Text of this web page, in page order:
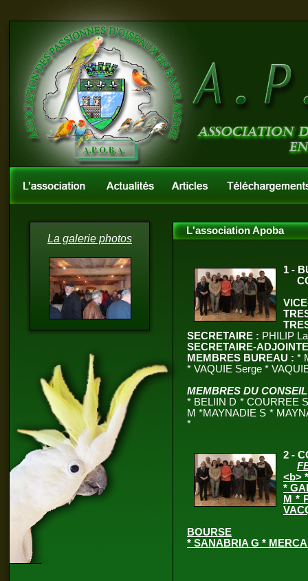
La galerie photos
L'association Apoba
1 -
SECRETAIRE : PHILIP
SECRETAIRE-
MEMBRES BUREAU : *
* VAQUIE Serge *
MEMBRES DU
* BELIIN D * COURREE
M *MAYNADIE S *
*
2 -
<b>
*
M *
BOURSE
* SANABRIA G *